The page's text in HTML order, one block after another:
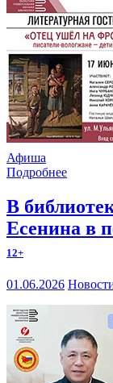
Афиша
Подробнее
В
Есенина в
12+
01.06.2026